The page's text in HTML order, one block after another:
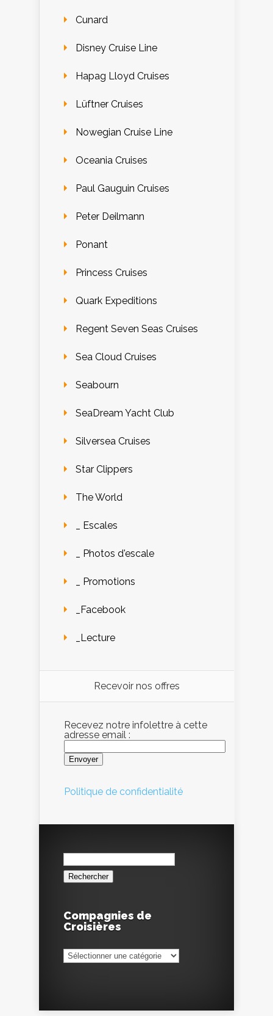
Cunard
Disney Cruise Line
Hapag Lloyd Cruises
Lüftner Cruises
Nowegian Cruise Line
Oceania Cruises
Paul Gauguin Cruises
Peter Deilmann
Ponant
Princess Cruises
Quark Expeditions
Regent Seven Seas Cruises
Sea Cloud Cruises
Seabourn
SeaDream Yacht Club
Silversea Cruises
Star Clippers
The World
_ Escales
_ Photos d'escale
_ Promotions
_Facebook
_Lecture
Recevoir nos offres
Recevez notre infolettre à cette
adresse email :
Politique de confidentialité
Rechercher :
Compagnies de
Croisières
Compagnies
de